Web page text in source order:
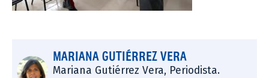
MARIANA GUTIÉRREZ VERA
Mariana Gutiérrez Vera, Periodista.